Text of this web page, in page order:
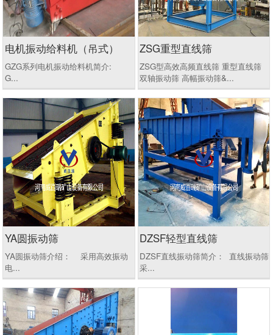
电机振动给料机（吊式）
GZG系列电机振动给料机简介:
G...
ZSG重型直线筛
ZSG型高效高频直线筛 重型直线筛
双轴振动筛 高幅振动筛&...
YA圆振动筛
YA圆振动筛介绍： 采用高效振动
电...
DZSF轻型直线筛
DZSF直线振动筛简介： 直线振动筛
采...